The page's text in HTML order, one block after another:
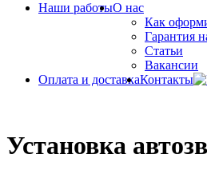
Наши работыО нас
Как
Гарантия
Статьи
Вакансии
Оплата и доставкаКонтакты
Установка